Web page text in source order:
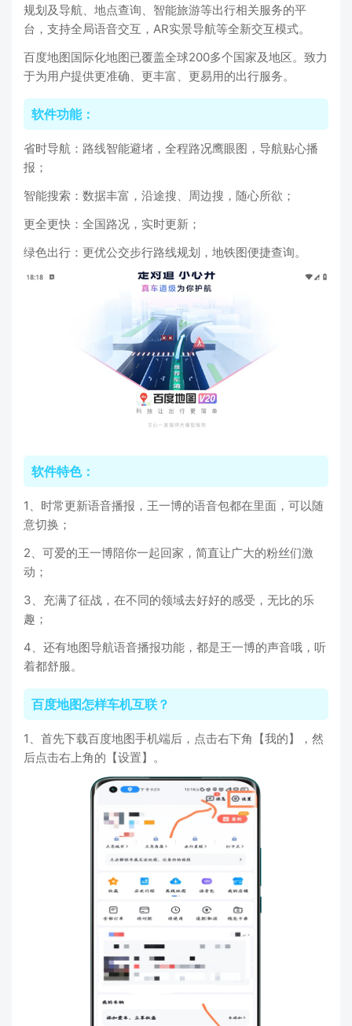
规划及导航、地点查询、智能旅游等出行相关服务的平
台，支持全局语音交互，AR实景导航等全新交互模式。
百度地图国际化地图已覆盖全球200多个国家及地区。致力
于为用户提供更准确、更丰富、更易用的出行服务。
软件功能：
省时导航：路线智能避堵，全程路况鹰眼图，导航贴心播
报；
智能搜索：数据丰富，沿途搜、周边搜，随心所欲；
更全更快：全国路况，实时更新；
绿色出行：更优公交步行路线规划，地铁图便捷查询。
软件特色：
1、时常更新语音播报，王一博的语音包都在里面，可以随
意切换；
2、可爱的王一博陪你一起回家，简直让广大的粉丝们激
动；
3、充满了征战，在不同的领域去好好的感受，无比的乐
趣；
4、还有地图导航语音播报功能，都是王一博的声音哦，听
着都舒服。
百度地图怎样车机互联？
1、首先下载百度地图手机端后，点击右下角【我的】，然
后点击右上角的【设置】。